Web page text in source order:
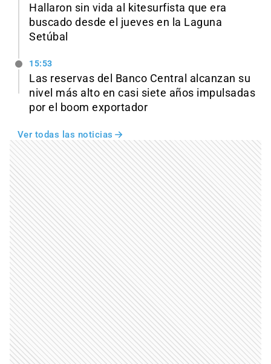
Hallaron sin vida al kitesurfista que era
buscado desde el jueves en la Laguna
Setúbal
15:53
Las reservas del Banco Central alcanzan su
nivel más alto en casi siete años impulsadas
por el boom exportador
Ver todas las noticias